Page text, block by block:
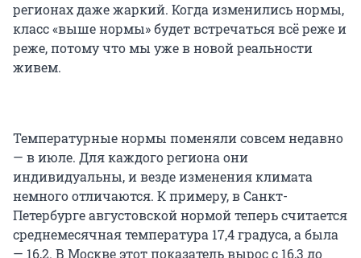
регионах даже жаркий. Когда изменились нормы,
класс «выше нормы» будет встречаться всё реже и
реже, потому что мы уже в новой реальности
живем.
Температурные нормы поменяли совсем недавно
— в июле. Для каждого региона они
индивидуальны, и везде изменения климата
немного отличаются. К примеру, в Санкт-
Петербурге августовской нормой теперь считается
среднемесячная температура 17,4 градуса, а была
— 16,2. В Москве этот показатель вырос с 16,3 до